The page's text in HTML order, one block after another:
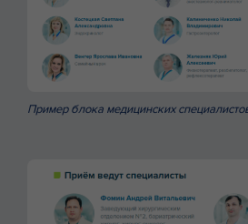
Пример блока медицинских